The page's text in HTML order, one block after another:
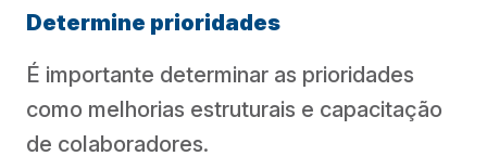
Determine prioridades
É importante determinar as prioridades
como melhorias estruturais e capacitação
de colaboradores.